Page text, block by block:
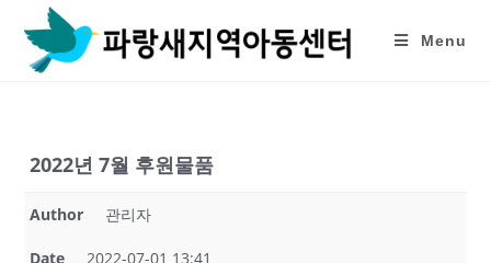
content
Menu
2022년 7월 후원물품
Author 관리자
Date 2022-07-01 13:41